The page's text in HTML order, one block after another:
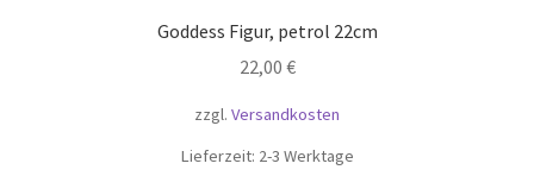
Goddess Figur, petrol 22cm
22,00 €
zzgl. Versandkosten
Lieferzeit: 2-3 Werktage